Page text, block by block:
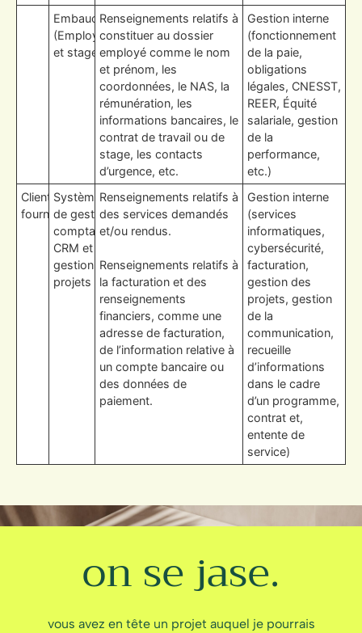
Embauche
(Employés
et stages)
Renseignements relatifs à
constituer au dossier
employé comme le nom
et prénom, les
coordonnées, le NAS, la
rémunération, les
informations bancaires, le
contrat de travail ou de
stage, les contacts
d’urgence, etc.
Gestion interne
(fonctionnement
de la paie,
obligations
légales, CNESST,
REER, Équité
salariale, gestion
de la
performance,
etc.)
Clients et
fournisseurs
Système
de gestion
comptable,
CRM et
gestion de
projets
Renseignements relatifs à
des services demandés
et/ou rendus.
Renseignements relatifs à
la facturation et des
renseignements
financiers, comme une
adresse de facturation,
de l’information relative à
un compte bancaire ou
des données de
paiement.
Gestion interne
(services
informatiques,
cybersécurité,
facturation,
gestion des
projets, gestion
de la
communication,
recueille
d’informations
dans le cadre
d’un programme,
contrat et,
entente de
service)
on se jase.
vous avez en tête un projet auquel je pourrais